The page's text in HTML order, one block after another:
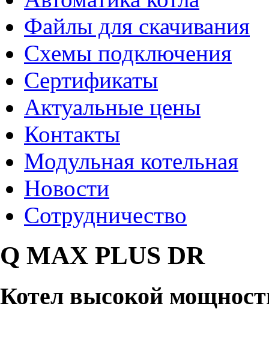
Файлы для скачивания
Схемы подключения
Сертификаты
Актуальные цены
Контакты
Модульная котельная
Новости
Сотрудничество
Q MAX PLUS DR
Котел высокой